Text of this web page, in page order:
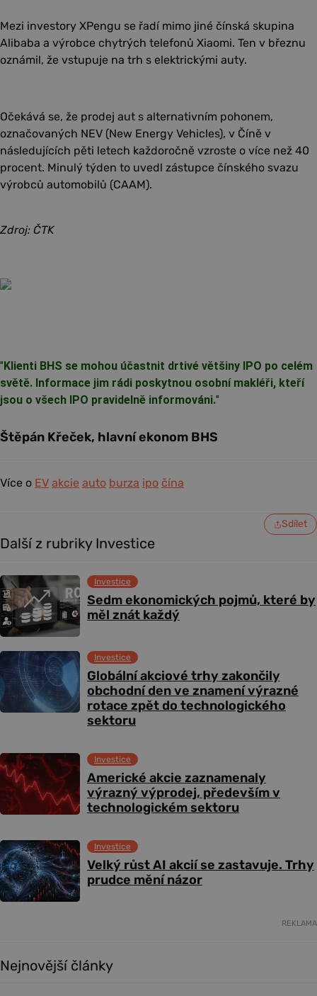
Mezi investory XPengu se řadí mimo jiné čínská skupina
Alibaba a výrobce chytrých telefonů Xiaomi. Ten v březnu
oznámil, že vstupuje na trh s elektrickými auty.
Očekává se, že prodej aut s alternativním pohonem,
označovaných NEV (New Energy Vehicles), v Číně v
následujících pěti letech každoročně vzroste o více než 40
procent. Minulý týden to uvedl zástupce čínského svazu
výrobců automobilů (CAAM).
Zdroj: ČTK
" Klienti BHS se mohou účastnit drtivé většiny IPO po celém
světě. Informace jim rádi poskytnou osobní makléři, kteří
jsou o všech IPO pravidelně informováni."
Štěpán Křeček, hlavní ekonom BHS
Více o EV akcie auto burza ipo čína
Sdílet
Další z rubriky Investice
Sedm ekonomických pojmů, které by
měl znát každý
Investice
Globální akciové trhy zakončily
obchodní den ve znamení výrazné
rotace zpět do technologického
sektoru
Investice
Americké akcie zaznamenaly
výrazný výprodej, především v
technologickém sektoru
Investice
Velký růst AI akcií se zastavuje. Trhy
prudce mění názor
Investice
REKLAMA
Nejnovější články